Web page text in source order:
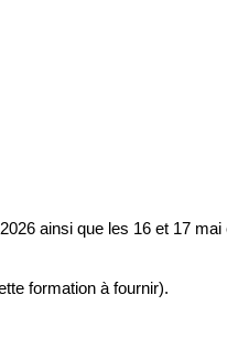
ainsi que les 16 et 17
formation à fournir).